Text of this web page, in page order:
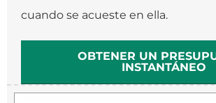
cuando se acueste en ella.
OBTENER UN
INSTANTÁNEO